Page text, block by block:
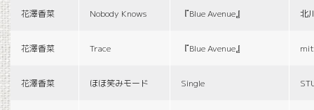
花澤香菜 Nobody Knows 『Blue Avenue』 北
花澤香菜 Trace 『Blue Avenue』
花澤香菜 ほほ笑みモード Single